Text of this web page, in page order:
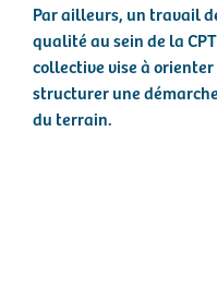
Par ailleurs, un travail
qualité au sein de la
collective vise à
structurer une
du terrain.